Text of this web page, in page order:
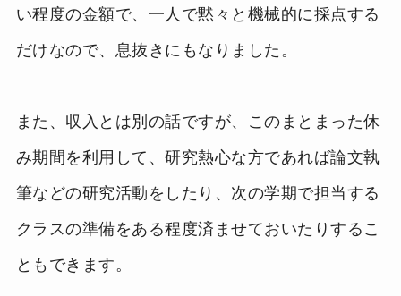
い程度の金額で、一人で黙々と機械的に採点する
だけなので、息抜きにもなりました。
また、収入とは別の話ですが、このまとまった休
み期間を利用して、研究熱心な方であれば論文執
筆などの研究活動をしたり、次の学期で担当する
クラスの準備をある程度済ませておいたりするこ
ともできます。